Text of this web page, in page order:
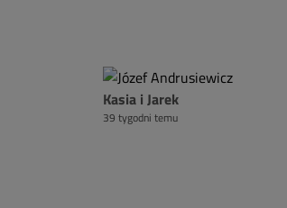
Kasia i Jarek
39 tygodni temu